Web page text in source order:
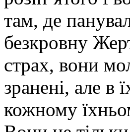
там, де
безкровну
страх, вони
зранені, але в
кожному